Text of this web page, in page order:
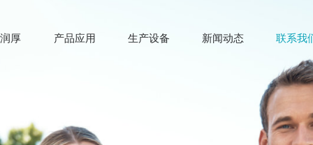
厚 产品应用 生产设备 新闻动态 联系我